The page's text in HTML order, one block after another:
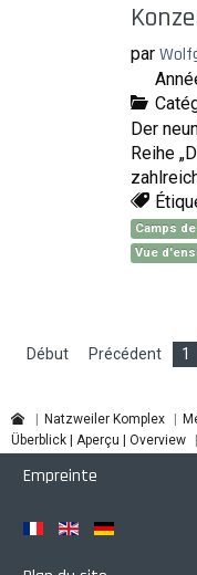
par
Der
Reihe
Camps
Vue
Début Précédent 1
Natzweiler Komplex
Überblick | Aperçu | Overview
Empreinte